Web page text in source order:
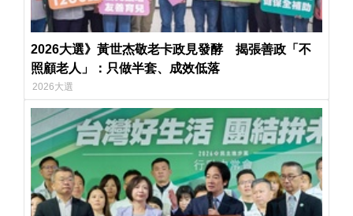
2026大選》黃世杰敬老卡政見發酵 揭張善政「不
照顧老人」：只做半套、成效低落
2026大選